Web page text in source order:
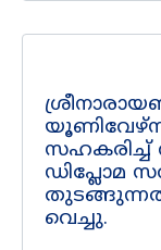
ഡിപ്ലോമ
വെച്ചു.